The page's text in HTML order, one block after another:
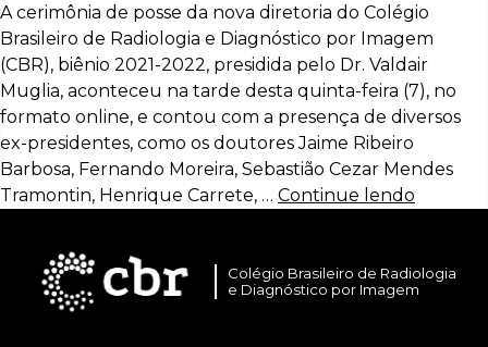
A cerimônia de posse da nova diretoria do Colégio
Brasileiro de Radiologia e Diagnóstico por Imagem
(CBR), biênio 2021-2022, presidida pelo Dr. Valdair
Muglia, aconteceu na tarde desta quinta-feira (7), no
formato online, e contou com a presença de diversos
ex-presidentes, como os doutores Jaime Ribeiro
Barbosa, Fernando Moreira, Sebastião Cezar Mendes
Tramontin, Henrique Carrete, … Continue lendo
Colégio Brasileiro de Radiologia
e Diagnóstico por Imagem